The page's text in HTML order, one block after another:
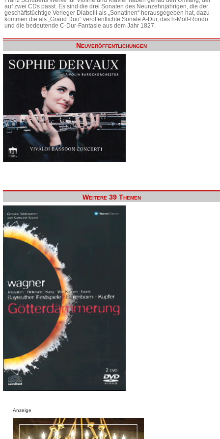
auf zwei CDs passt. Es sind die drei Sonaten des Neunzehnjährigen, die der
geschäftstüchtige Verleger Diabelli als „Sonatinen“ herausgegeben hat, dazu
kommen die als „Grand Duo“ veröffentlichte Sonate A-Dur, das h-Moll-Rondo
und die bedeutende C-Dur-Fantasie aus dem Jahr 1827.
Neuveröffentlichungen
Weitere 39 Themen
Anzeige